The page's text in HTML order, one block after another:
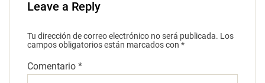
Leave a Reply
Tu dirección de correo electrónico no será publicada. Los
campos obligatorios están marcados con *
Comentario *